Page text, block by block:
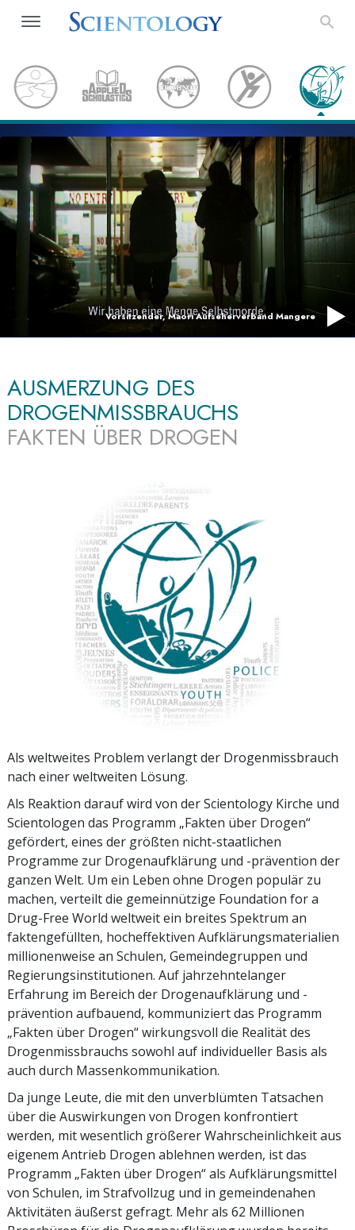
Vorsitzender, Maori Aufseherverband Mangere
AUSMERZUNG DES
DROGENMISSBRAUCHS
FAKTEN ÜBER DROGEN
Als weltweites Problem verlangt der Drogenmissbrauch
nach einer weltweiten Lösung.
Als Reaktion darauf wird von der Scientology Kirche und
Scientologen das Programm „Fakten über Drogen“
gefördert, eines der größten nicht-staatlichen
Programme zur Drogenaufklärung und -prävention der
ganzen Welt. Um ein Leben ohne Drogen populär zu
machen, verteilt die gemeinnützige Foundation for a
Drug-Free World weltweit ein breites Spektrum an
faktengefüllten, hocheffektiven Aufklärungsmaterialien
millionenweise an Schulen, Gemeindegruppen und
Regierungsinstitutionen. Auf jahrzehntelanger
Erfahrung im Bereich der Drogenaufklärung und -
prävention aufbauend, kommuniziert das Programm
„Fakten über Drogen“ wirkungsvoll die Realität des
Drogen­missbrauchs sowohl auf individueller Basis als
auch durch Massenkommunikation.
Da junge Leute, die mit den unverblümten Tatsachen
über die Auswirkungen von Drogen konfrontiert
werden, mit wesentlich größerer Wahrscheinlichkeit aus
eigenem Antrieb Drogen ablehnen werden, ist das
Programm „Fakten über Drogen“ als Aufklärungsmittel
von Schulen, im Strafvollzug und in gemeindenahen
Aktivitäten äußerst gefragt. Mehr als 62 Millionen